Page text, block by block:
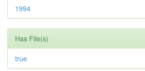
1994
Has File(s)
true